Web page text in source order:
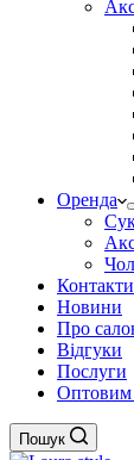
Оренда
Контакти
Новини
Про
Відгуки
Послуги
Оптовим
Пошук